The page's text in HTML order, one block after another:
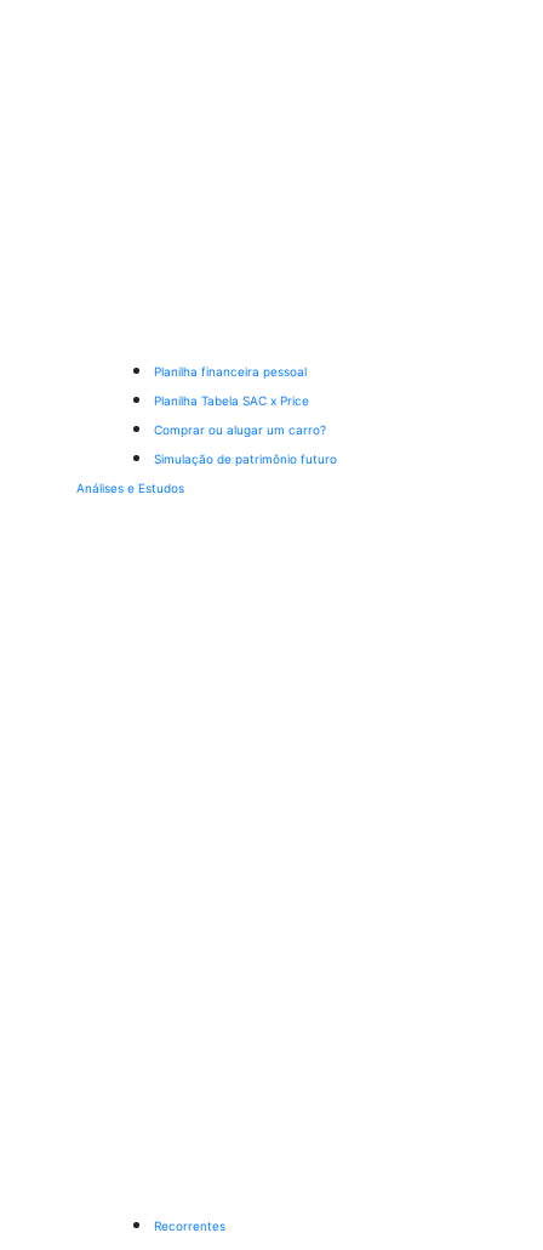
Planilha financeira pessoal
Planilha Tabela SAC x Price
Comprar ou alugar um carro?
Simulação de patrimônio futuro
Análises e Estudos
Recorrentes